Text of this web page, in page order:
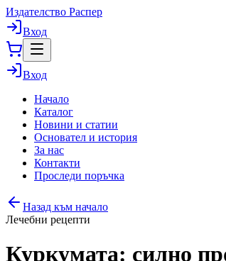
Издателство Распер
Вход
Вход
Начало
Каталог
Новини и статии
Основател и история
За нас
Контакти
Проследи поръчка
Назад към начало
Лечебни рецепти
Куркумата: силно